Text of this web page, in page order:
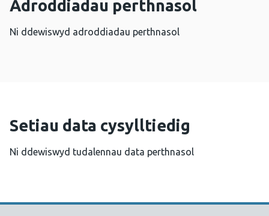
Adroddiadau perthnasol
Ni ddewiswyd adroddiadau perthnasol
Setiau data cysylltiedig
Ni ddewiswyd tudalennau data perthnasol